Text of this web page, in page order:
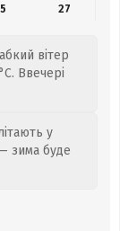
5 27
вітер
Ввечері
у
зима буде